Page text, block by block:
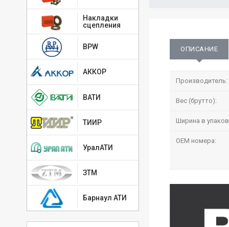
Накладки
сцепления
BPW
АККОР
ВАТИ
ТИИР
УралАТИ
ЗТМ
Барнаул АТИ
ОПИСАНИЕ
Производитель:
Вес (брутто):
Ширина в
OEM номера: